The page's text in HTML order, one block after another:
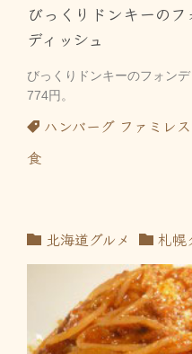
びっくりドンキーの
ディッシュ
びっくりドンキーのフォン
774円。
ハンバーグ ファミレス
食
北海道グルメ 札幌